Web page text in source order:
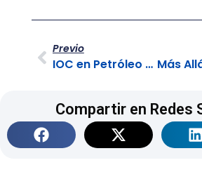
Previo
IOC en Petróleo y Energía: Continuidad y Control BPO
Compartir en Redes